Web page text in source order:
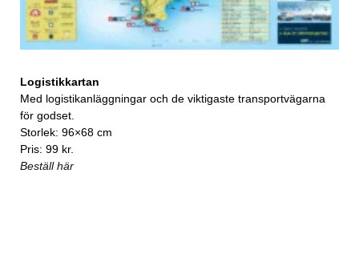
Logistikkartan
Med logistikanläggningar och de viktigaste transportvägarna
för godset.
Storlek: 96×68 cm
Pris: 99 kr.
Beställ här